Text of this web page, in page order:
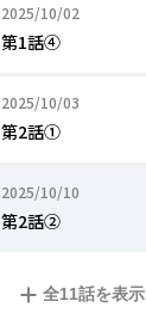
2025/10/02
2025年10月02日
第1話④
2025/10/03
2025年10月03日
第2話①
2025/10/10
2025年10月10日
第2話②
全11話を表示